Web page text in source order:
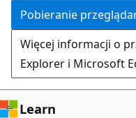
Pobieranie
Więcej informacji o
Explorer i Microsoft
Learn